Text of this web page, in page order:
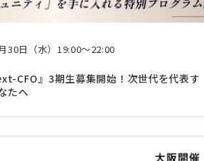
30日（水）19:00～22:00
CFO』3期生募集開始！次世代を代表す
たへ